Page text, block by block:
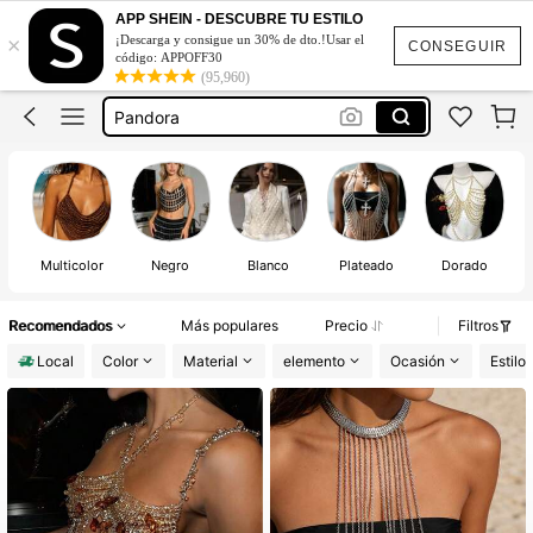
CONSEGUIR
×
APP SHEIN - DESCUBRE TU ESTILO
¡Descarga y consigue un 30% de dto.!Usar el
código: APPOFF30
(95,960)
Top De Perlas
Top De Perlas Mujer
Pandora
Top De Perlas
Multicolor Negro Blanco Plateado Dorado
Recomendados Más populares Precio
Filtros
Local
Color Material elemento Ocasión Estilo